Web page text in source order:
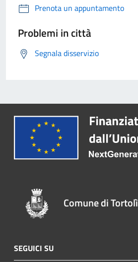
Prenota un appuntamento
Problemi in città
Segnala disservizio
Comune di Tortolì
SEGUICI SU